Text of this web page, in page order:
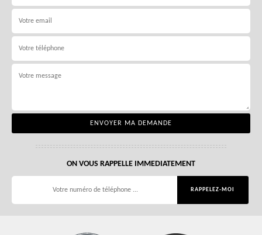
ON VOUS RAPPELLE IMMEDIATEMENT